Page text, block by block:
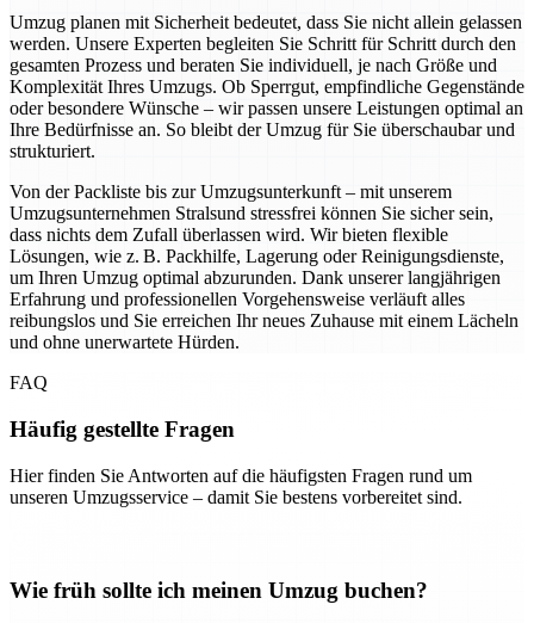
Umzug planen mit Sicherheit bedeutet, dass Sie nicht allein gelassen
werden. Unsere Experten begleiten Sie Schritt für Schritt durch den
gesamten Prozess und beraten Sie individuell, je nach Größe und
Komplexität Ihres Umzugs. Ob Sperrgut, empfindliche Gegenstände
oder besondere Wünsche – wir passen unsere Leistungen optimal an
Ihre Bedürfnisse an. So bleibt der Umzug für Sie überschaubar und
strukturiert.
Von der Packliste bis zur Umzugsunterkunft – mit unserem
Umzugsunternehmen Stralsund stressfrei können Sie sicher sein,
dass nichts dem Zufall überlassen wird. Wir bieten flexible
Lösungen, wie z. B. Packhilfe, Lagerung oder Reinigungsdienste,
um Ihren Umzug optimal abzurunden. Dank unserer langjährigen
Erfahrung und professionellen Vorgehensweise verläuft alles
reibungslos und Sie erreichen Ihr neues Zuhause mit einem Lächeln
und ohne unerwartete Hürden.
FAQ
Häufig gestellte Fragen
Hier finden Sie Antworten auf die häufigsten Fragen rund um
unseren Umzugsservice – damit Sie bestens vorbereitet sind.
Wie früh sollte ich meinen Umzug buchen?